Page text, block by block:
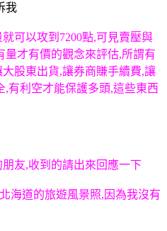
我
可以攻到7200點,可見賣壓與
才有價的觀念來評估,所謂有
股東出貨,讓券商賺手續費,讓
有利空才能保護多頭,這些東西
友,收到的請出來回應一下
海道的旅遊風景照,因為我沒有